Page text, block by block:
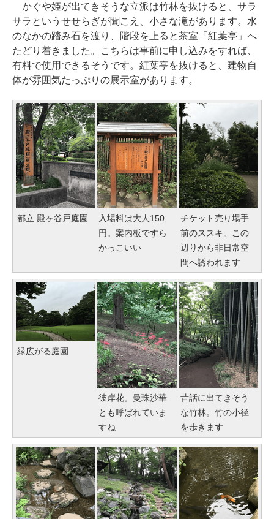
かぐや姫が出てきそうな立派は竹林を抜けると、サラ
サラというせせらぎが聞こえ、小さな滝があります。水
のなかの踏み石を渡り、階段を上ると茶室「紅葉亭」へ
たどり着きました。こちらは事前に申し込みをすれば、
有料で使用できるそうです。紅葉亭を抜けると、建物自
体が雰囲気たっぷりの展示室があります。
都立 殿ヶ谷戸庭園
入場料は大人150
円。案内板ですら
かっこいい
チケット売り場手
前のススキ。この
辺りから非日常空
間へ誘われます
緑広がる庭園
彼岸花。曼珠沙華
とも呼ばれていま
すね
昔話に出てきそう
な竹林。竹の小径
を歩きます